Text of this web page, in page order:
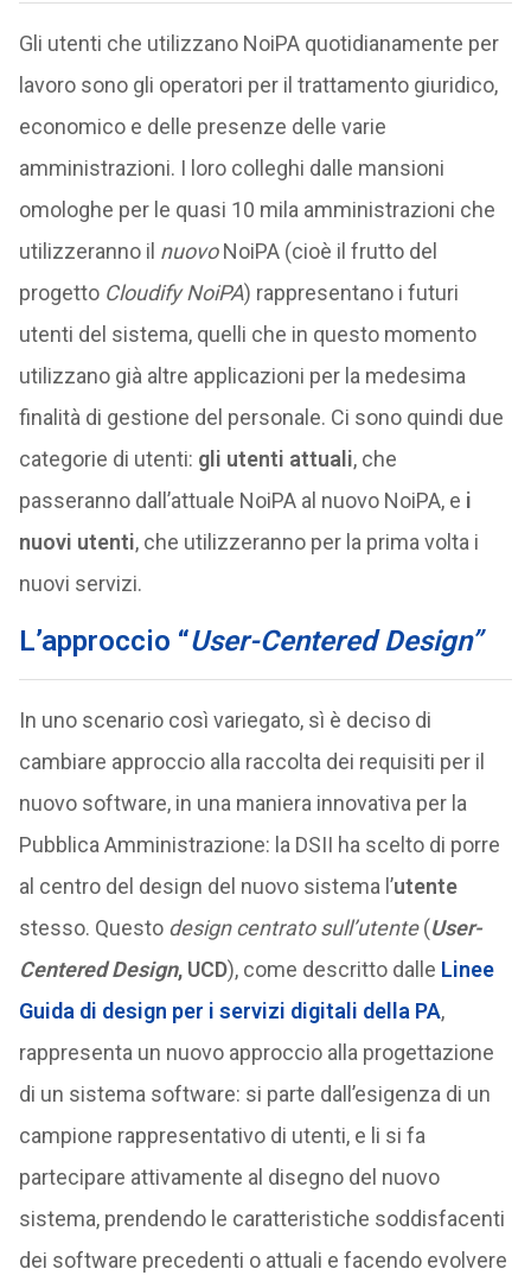
Gli utenti che utilizzano NoiPA quotidianamente per
lavoro sono gli operatori per il trattamento giuridico,
economico e delle presenze delle varie
amministrazioni. I loro colleghi dalle mansioni
omologhe per le quasi 10 mila amministrazioni che
utilizzeranno il nuovoNoiPA (cioè il frutto del
progetto Cloudify NoiPA) rappresentano i futuri
utenti del sistema, quelli che in questo momento
utilizzano già altre applicazioni per la medesima
finalità di gestione del personale. Ci sono quindi due
categorie di utenti: gli utenti attuali, che
passeranno dall’attuale NoiPA al nuovo NoiPA, e i
nuovi utenti, che utilizzeranno per la prima volta i
nuovi servizi.
L’approccio “User-Centered Design”
In uno scenario così variegato, sì è deciso di
cambiare approccio alla raccolta dei requisiti per il
nuovo software, in una maniera innovativa per la
Pubblica Amministrazione: la DSII ha scelto di porre
al centro del design del nuovo sistema l’utente
stesso. Questo design centrato sull’utente(User-
Centered Design, UCD), come descritto dalle Linee
Guida di design per i servizi digitali della PA,
rappresenta un nuovo approccio alla progettazione
di un sistema software: si parte dall’esigenza di un
campione rappresentativo di utenti, e li si fa
partecipare attivamente al disegno del nuovo
sistema, prendendo le caratteristiche soddisfacenti
dei software precedenti o attuali e facendo evolvere